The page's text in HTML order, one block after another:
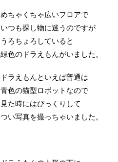
めちゃくちゃ広いフロアで
いつも探し物に迷うのですが
うろちょろしていると
緑色のドラえもんがいました。
ドラえもんといえば普通は
青色の猫型ロボットなので
見た時にはびっくりして
つい写真を撮っちゃいました。